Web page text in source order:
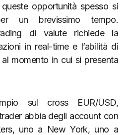
opportunità spesso si
un brevissimo tempo.
di valute richiede la
in real-time e l’abilità di
momento in cui si presenta
sul cross EUR/USD,
abbia degli account con
uno a New York, uno a